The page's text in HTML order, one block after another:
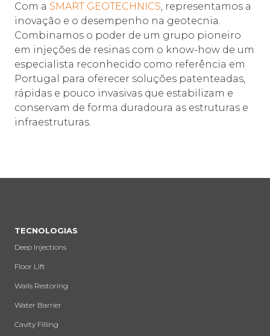
Com a SMART GEOTECHNICS, representamos a
inovação e o desempenho na geotecnia.
Combinamos o poder de um grupo pioneiro
em injeções de resinas com o know-how de um
especialista reconhecido como referência em
Portugal para oferecer soluções patenteadas,
rápidas e pouco invasivas que estabilizam e
conservam de forma duradoura as estruturas e
infraestruturas.
TECNOLOGIAS
Deep Injections
Floor Lift
Walls Restoring
Water Barrier
Cavity Filling